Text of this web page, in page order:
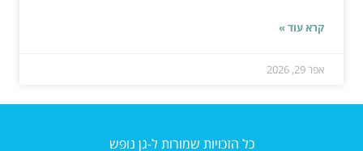
קרא עוד »
אפר 29, 2026
כל הזכויות שמורות ל-גן נופש